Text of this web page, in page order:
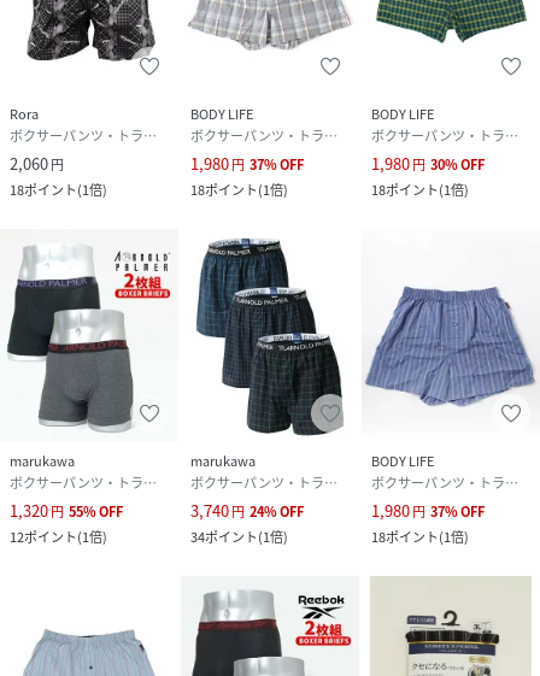
Rora
ボクサーパンツ・トランクス
2,060円
18ポイント(1倍)
BODY LIFE
ボクサーパンツ・トランクス
1,980円 37%OFF
18ポイント(1倍)
BODY LIFE
ボクサーパンツ・トランクス
1,980円 30%OFF
18ポイント(1倍)
marukawa
ボクサーパンツ・トランクス
1,320円 55%OFF
12ポイント(1倍)
marukawa
ボクサーパンツ・トランクス
3,740円 24%OFF
34ポイント(1倍)
BODY LIFE
ボクサーパンツ・トランクス
1,980円 37%OFF
18ポイント(1倍)